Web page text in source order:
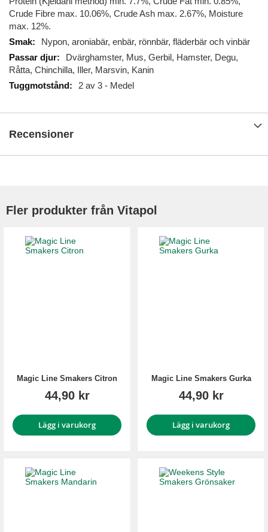
Crude Fibre max. 10.06%, Crude Ash max. 2.67%, Moisture
max. 12%.
Nypon, aroniabär, enbär, rönnbär, fläderbär och vinbär
Dvärghamster, Mus, Gerbil, Hamster, Degu,
Råtta, Chinchilla, Iller, Marsvin, Kanin
2 av 3 - Medel
Recensioner
Fler produkter från Vitapol
Magic Line Smakers Citron
44,90 kr
Lägg i varukorg
Magic Line Smakers Gurka
44,90 kr
Lägg i varukorg